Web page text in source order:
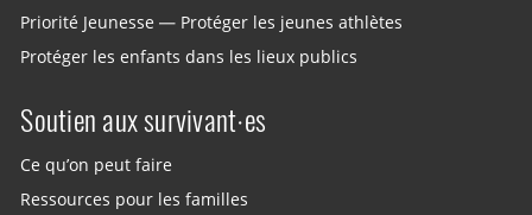
Priorité Jeunesse — Protéger les jeunes athlètes
Protéger les enfants dans les lieux publics
Soutien aux survivant·es
Ce qu’on peut faire
Ressources pour les familles